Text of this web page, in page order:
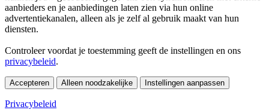
aanbieders en je aanbiedingen laten zien via hun online
advertentiekanalen, alleen als je zelf al gebruik maakt van hun
diensten.
Controleer voordat je toestemming geeft de instellingen en ons
privacybeleid.
Accepteren Alleen noodzakelijke Instellingen aanpassen
Privacybeleid